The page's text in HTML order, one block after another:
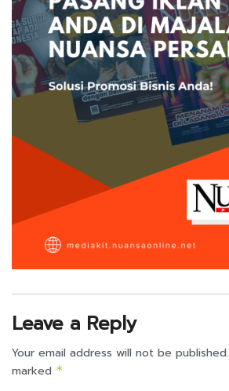
Leave a Reply
Your email address will not be published.
marked *